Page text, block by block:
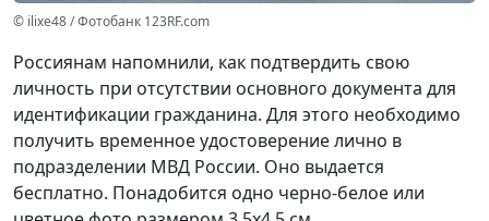
© ilixe48 / Фотобанк 123RF.com
Россиянам напомнили, как подтвердить свою
личность при отсутствии основного документа для
идентификации гражданина. Для этого необходимо
получить временное удостоверение лично в
подразделении МВД России. Оно выдается
бесплатно. Понадобится одно черно-белое или